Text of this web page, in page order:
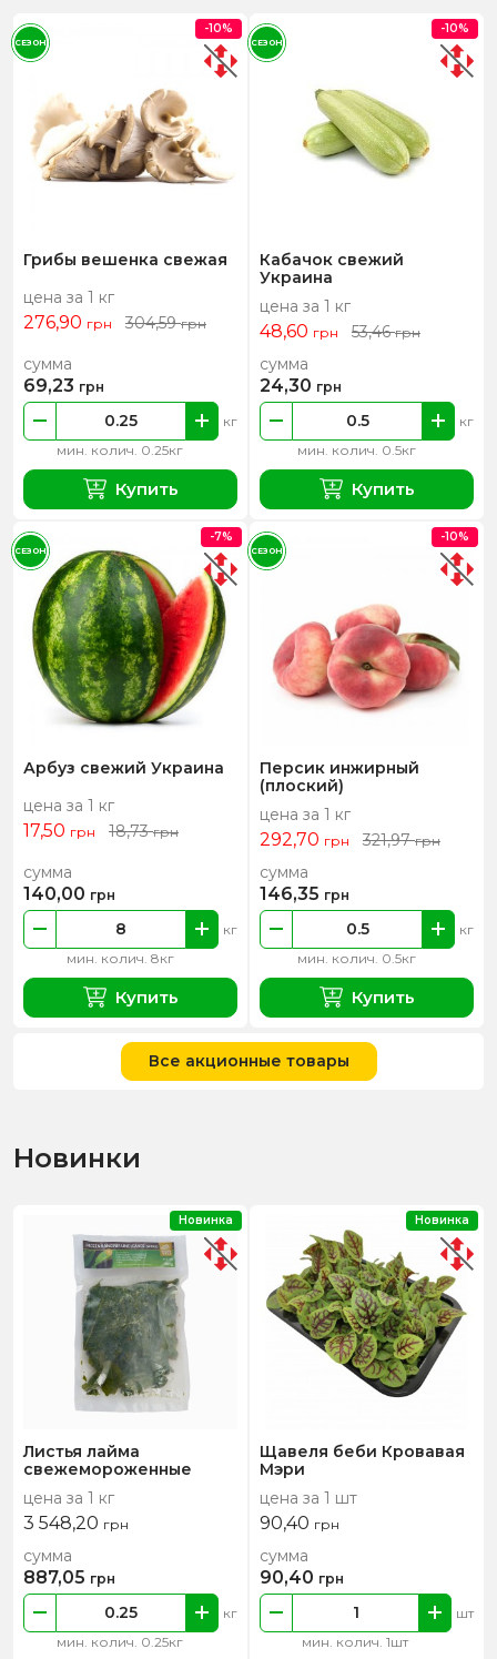
Грибы вешенка свежая
цена за 1 кг
276,90 грн 304,59грн
мин. колич. 0.25кг
кг
сумма
69,23 грн
Купить
-10%
СЕЗОН
Кабачок свежий
Украина
цена за 1 кг
48,60 грн 53,46грн
мин. колич. 0.5кг
кг
сумма
24,30 грн
Купить
-10%
СЕЗОН
Арбуз свежий Украина
цена за 1 кг
17,50 грн 18,73грн
мин. колич. 8кг
кг
сумма
140,00 грн
Купить
-7%
СЕЗОН
Персик инжирный
(плоский)
цена за 1 кг
292,70 грн 321,97грн
мин. колич. 0.5кг
кг
сумма
146,35 грн
Купить
-10%
СЕЗОН
Все акционные товары
Новинки
Листья лайма
свежемороженные
цена за 1 кг
3 548,20 грн
мин. колич. 0.25кг
кг
сумма
887,05 грн
Новинка
Щавеля беби Кровавая
Мэри
цена за 1 шт
90,40 грн
мин. колич. 1шт
шт
сумма
90,40 грн
Новинка